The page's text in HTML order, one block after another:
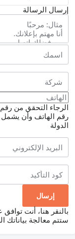
إرسال الرسالة
الرجاء التحقق من رقم
رقم الهاتف وأن يشمل
الدولة
بالنقر هنا، أنت توافق
ستتم معالجة